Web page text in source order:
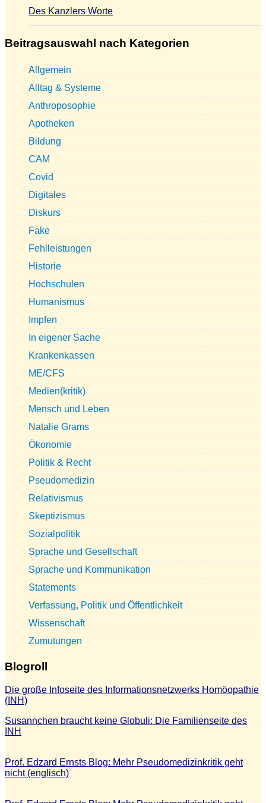
Des Kanzlers Worte
Beitragsauswahl nach Kategorien
Allgemein
Alltag & Systeme
Anthroposophie
Apotheken
Bildung
CAM
Covid
Digitales
Diskurs
Fake
Fehlleistungen
Historie
Hochschulen
Humanismus
Impfen
In eigener Sache
Krankenkassen
ME/CFS
Medien(kritik)
Mensch und Leben
Natalie Grams
Ökonomie
Politik & Recht
Pseudomedizin
Relativismus
Skeptizismus
Sozialpolitik
Sprache und Gesellschaft
Sprache und Kommunikation
Statements
Verfassung, Politik und Öffentlichkeit
Wissenschaft
Zumutungen
Blogroll
Die große Infoseite des Informationsnetzwerks Homöopathie
(INH)
Susannchen braucht keine Globuli: Die Familienseite des
INH
Prof. Edzard Ernsts Blog: Mehr Pseudomedizinkritik geht
nicht (englisch)